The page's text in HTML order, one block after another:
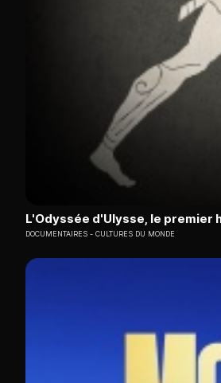
L'Odyssée d'Ulysse, le premier
DOCUMENTAIRES CULTURES DU MONDE